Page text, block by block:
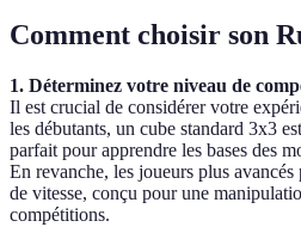
Comment choisir son
1. Déterminez votre niveau de
Il est crucial de considérer votre
les débutants, un cube standard 3x3
parfait pour apprendre les bases des
En revanche, les joueurs plus
de vitesse, conçu pour une
compétitions.